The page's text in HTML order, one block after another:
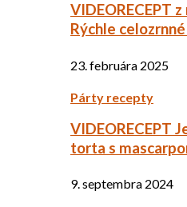
VIDEORECEPT
Rýchle
23. februára 2025
Párty recepty
VIDEORECEPT
torta s
9. septembra 2024